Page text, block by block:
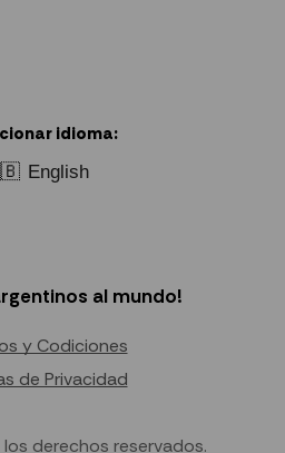
idioma:
English
al mundo!
y Codiciones
de Privacidad
derechos reservados.